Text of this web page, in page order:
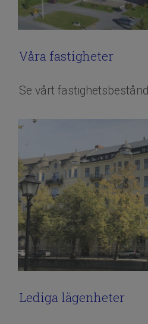
Våra fastigheter
Se vårt fastighetsbestånd
Lediga lägenheter